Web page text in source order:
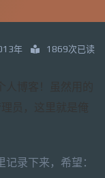
年 1869次已读
录下来，希望：